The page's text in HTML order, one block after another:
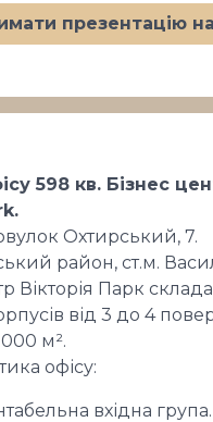
презентацію
598 кв. Бізнес
Охтирський, 7.
район, ст.м.
Вікторія Парк
від 3 до 4
м².
офісу:
вхідна група.